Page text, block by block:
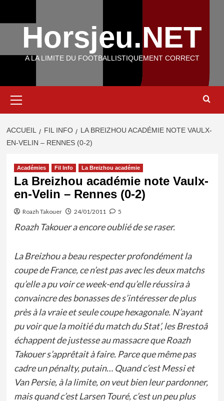
Horsjeu.NET
A LA LIMITE DU FOOTBALLISTIQUEMENT CORRECT
principal
ACCUEIL FIL INFO
LA BREIZHOU ACADÉMIE NOTE VAULX-
EN-VELIN – RENNES (0-2)
Académies Fil Info La Breizhou académie
La Breizhou académie note Vaulx-
en-Velin – Rennes (0-2)
Roazh Takouer 24/01/2011 5
Roazh Takouer a encore oublié de se raser.
La Breizhou a beau respecter profondément la
coupe de France, ce n’est pas avec les deux matchs
qu’elle a pu voir ce week-end qu’elle réussira à
convaincre des bonasses de s’intéresser de plus
près à la vraie et seule coupe hexagonale. N’ayant
pu voir que la moitié du match du Stat’, les Brestoâ
échappent de justesse au massacre que Roazh
Takouer s’apprêtait à faire. Parce que même pas
cadre un pénalty, putain… Quand c’est Messi et
Van Persie, à la limite, on veut bien leur pardonner,
mais quand c’est Larsen Touré, c’est un peu plus